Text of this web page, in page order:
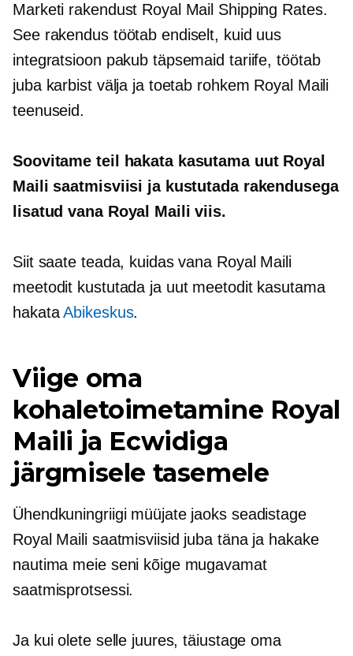
Marketi rakendust Royal Mail Shipping Rates.
See rakendus töötab endiselt, kuid uus
integratsioon pakub täpsemaid tariife, töötab
juba karbist välja ja toetab rohkem Royal Maili
teenuseid.
Soovitame teil hakata kasutama uut Royal
Maili saatmisviisi ja kustutada rakendusega
lisatud vana Royal Maili viis.
Siit saate teada, kuidas vana Royal Maili
meetodit kustutada ja uut meetodit kasutama
hakataAbikeskus.
Viige oma
kohaletoimetamine Royal
Maili ja Ecwidiga
järgmisele tasemele
Ühendkuningriigi müüjate jaoks seadistage
Royal Maili saatmisviisid juba täna ja hakake
nautima meie seni kõige mugavamat
saatmisprotsessi.
Ja kui olete selle juures, täiustage oma